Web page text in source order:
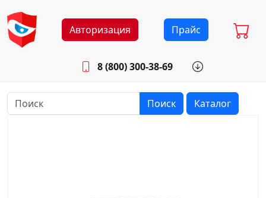
Авторизация Прайс
8 (800) 300-38-69
Будни: 8.30 - 17.00
Поиск Каталог